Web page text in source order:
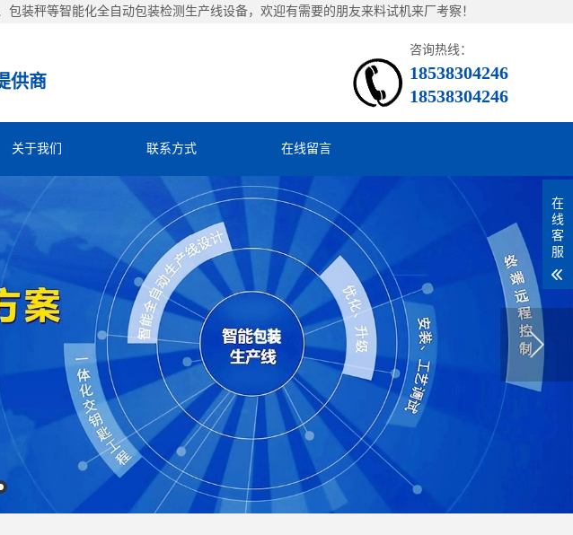
装秤等智能化全自动包装检测生产线设备，欢迎有需要的朋友来料试机来厂考察！
供商
咨询热线：
18538304246
18538304246
关于我们 联系方式 在线留言
在
线
客
服